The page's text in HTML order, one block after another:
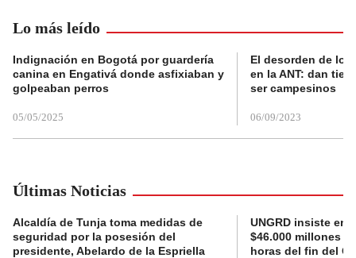
Lo más leído
Indignación en Bogotá por guardería
canina en Engativá donde asfixiaban y
golpeaban perros
05/05/2025
El desorden de
en la ANT: dan
ser campesinos
06/09/2023
Últimas Noticias
Alcaldía de Tunja toma medidas de
seguridad por la posesión del
presidente, Abelardo de la Espriella
UNGRD insiste en
$46.000 millones
horas del fin del